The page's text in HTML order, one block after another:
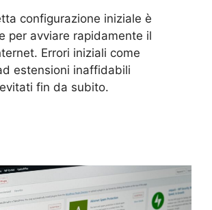
configurazione iniziale è
per avviare rapidamente il
Errori iniziali come
estensioni inaffidabili
fin da subito.